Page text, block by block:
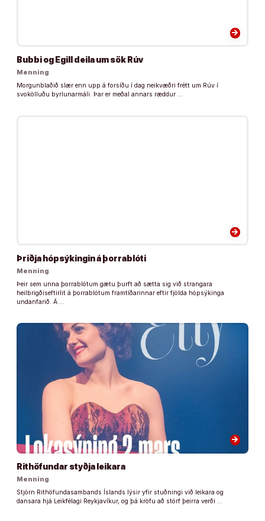
arrow_forward
Bubbi og Egill deila um sök Rúv
Menning
Morgunblaðið slær enn upp á forsíðu í dag neikvæðri frétt um Rúv í
svokölluðu byrlunarmáli. Þar er meðal annars ræddur …
arrow_forward
Þriðja hópsýkingin á þorrablóti
Menning
Þeir sem unna þorrablótum gætu þurft að sætta sig við strangara
heilbrigðiseftirlit á þorrablótum framtíðarinnar eftir fjölda hópsýkinga
undanfarið. Á …
arrow_forward
Rithöfundar styðja leikara
Menning
Stjórn Rithöfundasambands Íslands lýsir yfir stuðningi við leikara og
dansara hjá Leikfélagi Reykjavíkur, og þá kröfu að störf þeirra verði …